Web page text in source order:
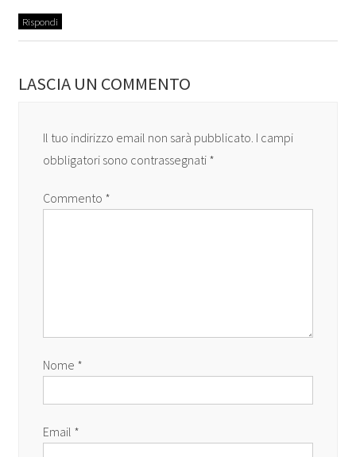
Rispondi
LASCIA UN COMMENTO
Il tuo indirizzo email non sarà pubblicato. I campi
obbligatori sono contrassegnati *
Commento *
Nome *
Email *